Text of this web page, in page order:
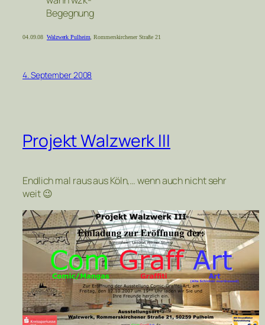
Begegnung
04.09.08Walzwerk Pulheim , Rommerskirchener Straße 21
4. September 2008
Projekt Walzwerk III
Endlich mal raus aus Köln,… wenn auch nicht sehr
weit 😉